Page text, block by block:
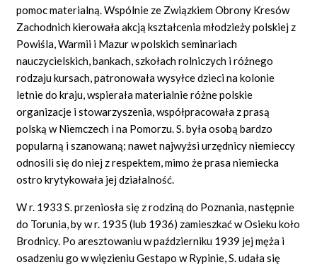
pomoc materialną. Wspólnie ze Związkiem Obrony Kresów
Zachodnich kierowała akcją kształcenia młodzieży polskiej z
Powiśla, Warmii i Mazur w polskich seminariach
nauczycielskich, bankach, szkołach rolniczych i różnego
rodzaju kursach, patronowała wysyłce dzieci na kolonie
letnie do kraju, wspierała materialnie różne polskie
organizacje i stowarzyszenia, współpracowała z prasą
polską w Niemczech i na Pomorzu. S. była osobą bardzo
popularną i szanowaną; nawet najwyżsi urzędnicy niemieccy
odnosili się do niej z respektem, mimo że prasa niemiecka
ostro krytykowała jej działalność.
W r. 1933 S. przeniosła się z rodziną do Poznania, następnie
do Torunia, by w r. 1935 (lub 1936) zamieszkać w Osieku koło
Brodnicy. Po aresztowaniu w październiku 1939 jej męża i
osadzeniu go w więzieniu Gestapo w Rypinie, S. udała się